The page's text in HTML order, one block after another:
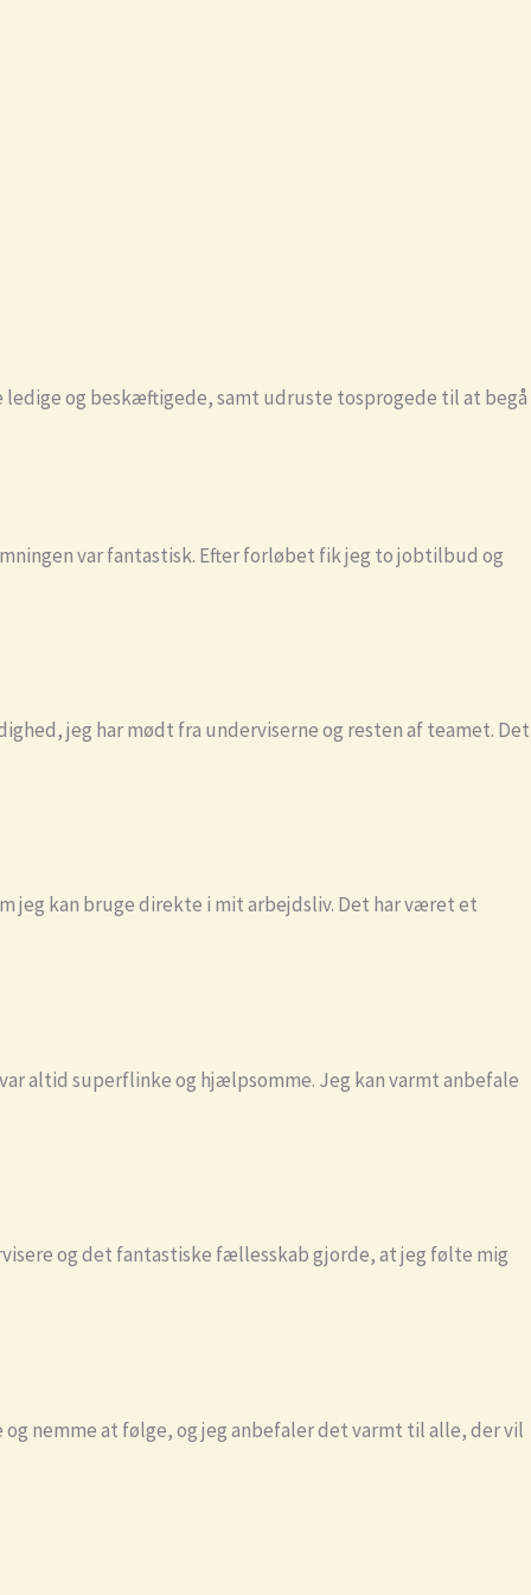
og beskæftigede, samt udruste tosprogede til at begå
var fantastisk. Efter forløbet fik jeg to jobtilbud og
jeg har mødt fra underviserne og resten af teamet. Det
jeg kan bruge direkte i mit arbejdsliv. Det har været et
altid superflinke og hjælpsomme. Jeg kan varmt anbefale
og det fantastiske fællesskab gjorde, at jeg følte mig
nemme at følge, og jeg anbefaler det varmt til alle, der vil